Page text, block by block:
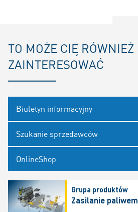
TO MOŻE CIĘ RÓWNIEŻ
ZAINTERESOWAĆ
Biuletyn informacyjny
Szukanie sprzedawców
OnlineShop
Grupa produktów
Zasilanie paliwem